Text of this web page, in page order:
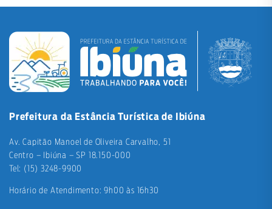
Prefeitura da Estância Turística de Ibiúna
Av. Capitão Manoel de Oliveira Carvalho, 51
Centro – Ibiúna – SP 18.150-000
Tel: (15) 3248-9900
Horário de Atendimento: 9h00 às 16h30